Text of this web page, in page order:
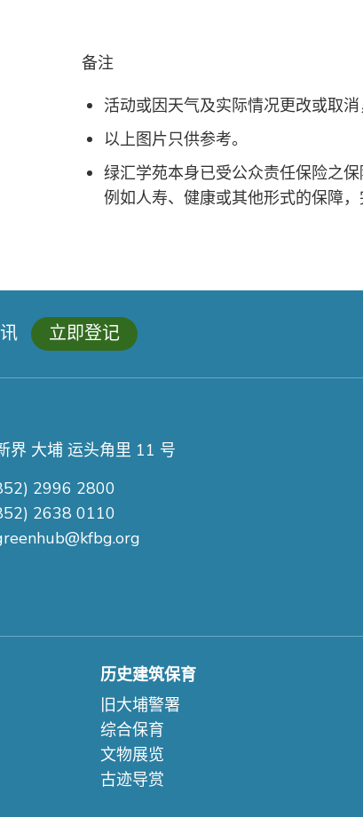
备注
活动或因天气及实际情况更改或取消
以上图片只供参考。
绿汇学苑本身已受公众责任保险之
例如人寿、健康或其他形式的保障，
立即登记
界 大埔 运头角里 11 号
2996 2800
2638 0110
历史建筑保育
旧大埔警署
综合保育
文物展览
古迹导赏